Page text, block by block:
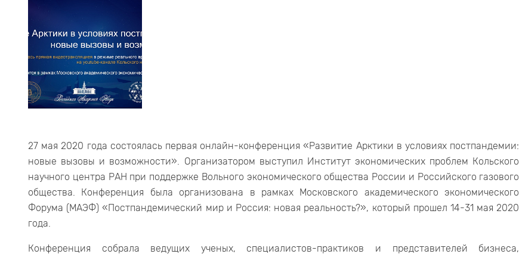
27 мая 2020 года состоялась первая онлайн-конференция «Развитие Арктики в условиях постпандемии:
новые вызовы и возможности». Организатором выступил Институт экономических проблем Кольского
научного центра РАН при поддержке Вольного экономического общества России и Российского газового
общества. Конференция была организована в рамках Московского академического экономического
Форума (МАЭФ) «Постпандемический мир и Россия: новая реальность?», который прошел 14-31 мая 2020
года.
Конференция собрала ведущих ученых, специалистов-практиков и представителей бизнеса,